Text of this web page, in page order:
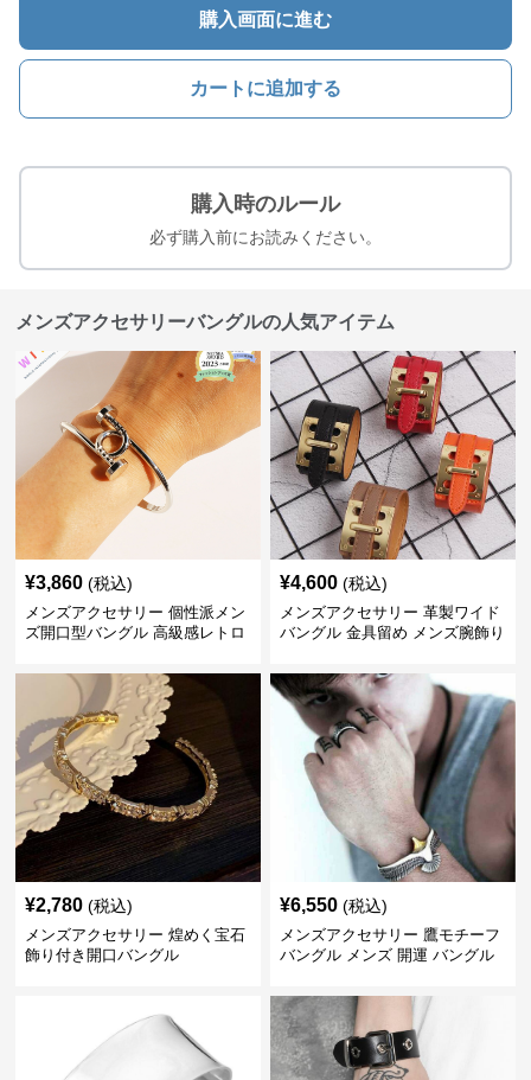
購入画面に進む
カートに追加する
購入時のルール
必ず購入前にお読みください。
メンズアクセサリーバングルの人気アイテム
¥3,860 (税込)
メンズアクセサリー 個性派メン
ズ開口型バングル 高級感レトロ
¥4,600 (税込)
メンズアクセサリー 革製ワイド
バングル 金具留め メンズ腕飾り
¥2,780 (税込)
メンズアクセサリー 煌めく宝石
飾り付き開口バングル
¥6,550 (税込)
メンズアクセサリー 鷹モチーフ
バングル メンズ 開運 バングル